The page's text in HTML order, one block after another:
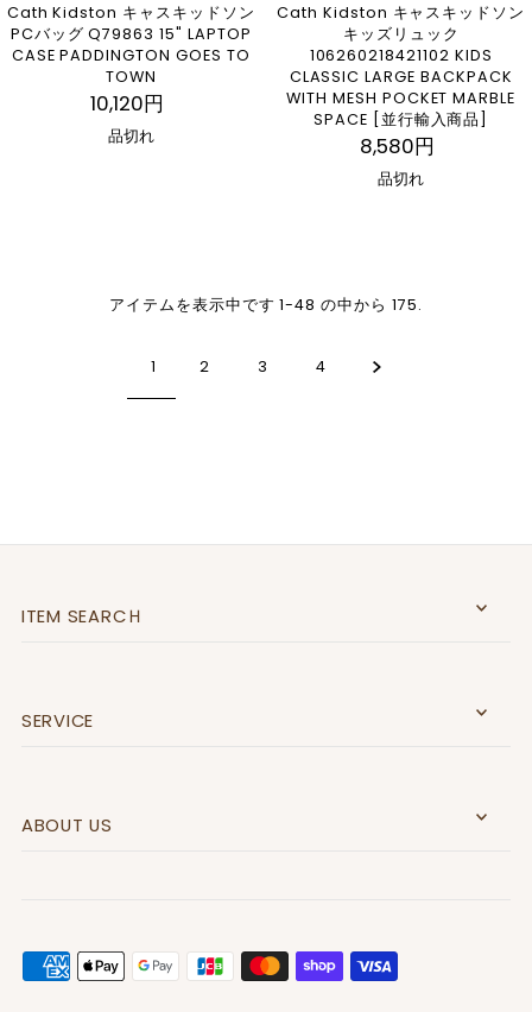
Cath Kidston キャスキッドソン
PCバッグ Q79863 15" LAPTOP
CASE PADDINGTON GOES TO
TOWN
10,120円
品切れ
Cath Kidston キャスキッドソン
キッズリュック
106260218421102 KIDS
CLASSIC LARGE BACKPACK
WITH MESH POCKET MARBLE
SPACE [並行輸入商品]
8,580円
品切れ
アイテムを表示中です 1-48 の中から 175.
1 2 3 4
ITEM SEARCＨ
SERVICE
ABOUT US